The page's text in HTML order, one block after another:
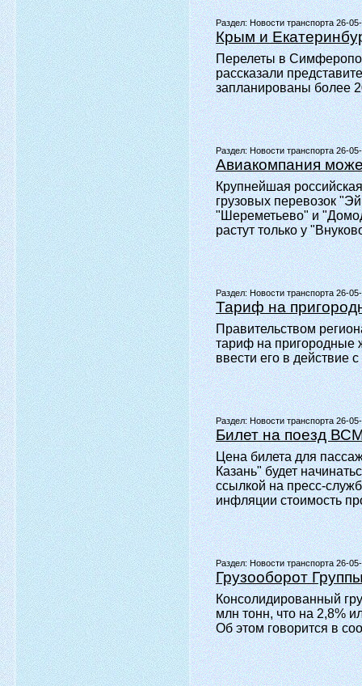
Раздел:Новости транспорта 26-
Крым и
Перелеты в
рассказали
запланированы более
Раздел:Новости транспорта 26-
Авиакомпания
Крупнейшая
грузовых перевозок
"Шереметьево" и
растут только у
Раздел:Новости транспорта 26-
Тариф на
Правительством
тариф на пригородные
ввести его в действие
Раздел:Новости транспорта 26-
Билет на поезд
Цена билета для
Казань" будет
ссылкой на пресс-
инфляции стоимость
Раздел:Новости транспорта 26-
Грузооборот
Консолидированный
млн тонн, что на 2,8%
Об этом говорится в